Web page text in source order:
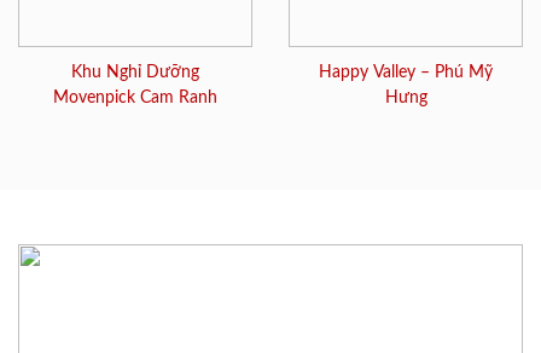
Khu Nghỉ Dưỡng
Movenpick Cam Ranh
Happy Valley – Phú Mỹ
Hưng